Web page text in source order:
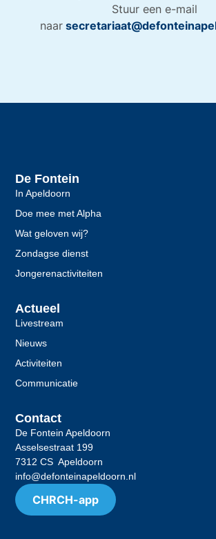
Stuur een e-mail
naar
De Fontein
In Apeldoorn
Doe mee met Alpha
Wat geloven wij?
Zondagse dienst
Jongerenactiviteiten
Actueel
Livestream
Nieuws
Activiteiten
Communicatie
Contact
De Fontein Apeldoorn
Asselsestraat 199
7312 CS Apeldoorn
info@defonteinapeldoorn.nl
CHRCH-app